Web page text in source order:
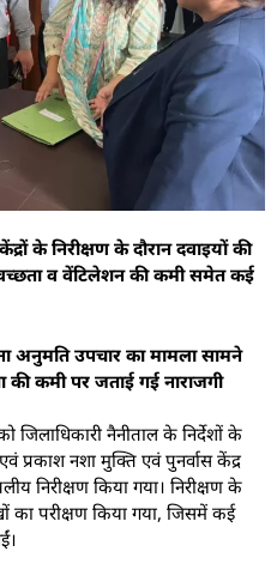
के निरीक्षण के दौरान दवाइयों की
व वेंटिलेशन की कमी समेत कई
अनुमति उपचार का मामला सामने
कमी पर जताई गई नाराजगी
नैनीताल के निर्देशों के
प्रकाश नशा मुक्ति एवं पुनर्वास केंद्र
निरीक्षण किया गया। निरीक्षण के
का परीक्षण किया गया, जिसमें कई